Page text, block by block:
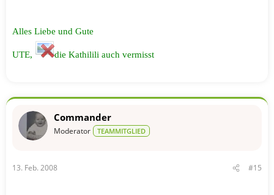
Alles Liebe und Gute
UTE, die Kathilili auch vermisst
Commander
Moderator TEAMMITGLIED
13. Feb. 2008 #15